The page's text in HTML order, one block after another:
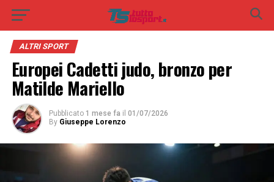
ALTRI SPORT
Europei Cadetti judo, bronzo per
Matilde Mariello
Pubblicato 1 mese fa il 01/07/2026
By Giuseppe Lorenzo